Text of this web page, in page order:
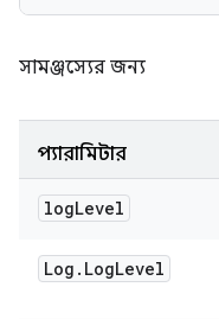
সামঞ্জস্যের জন্য
প্যারামিটার
logLevel
Log . LogLevel